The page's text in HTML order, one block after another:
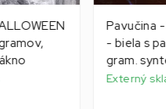
Pavučina
- biela s
gram.
Externý